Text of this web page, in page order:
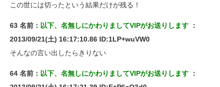
この世には切ったという結果だけが残る！
63 名前： 以下、名無しにかわりましてVIPがお送りします ：
2013/09/21(土) 16:17:10.86 ID:1LP+wuVW0
そんなの言い出したらきりない
64 名前： 以下、名無しにかわりましてVIPがお送りします ：